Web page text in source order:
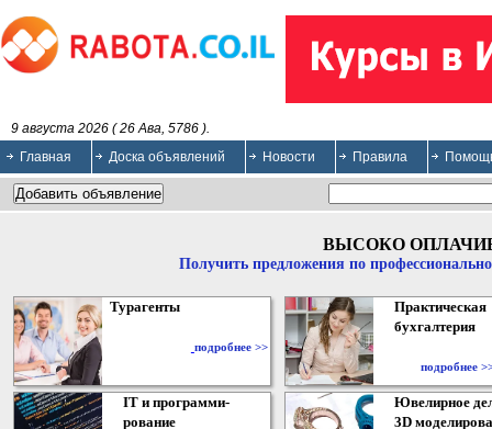
9 августа 2026 ( 26 Ава, 5786 ).
Главная
Доска объявлений Новости Правила
ВЫСОКО
Получить предложения по
Турагенты
подробнее >>
Практическая
бухгалтерия
подробнее
IT и программи-
рование
Ювелирное
3D